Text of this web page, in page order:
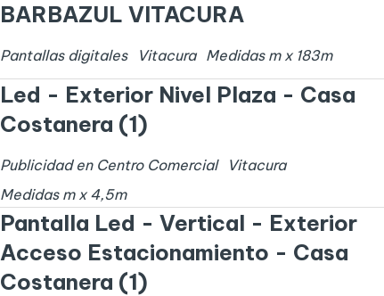
BARBAZUL VITACURA
Pantallas digitales Vitacura Medidas m x 183m
Led - Exterior Nivel Plaza - Casa
Costanera (1)
Publicidad en Centro Comercial
Vitacura
Medidas m x 4,5m
Pantalla Led - Vertical - Exterior
Acceso Estacionamiento - Casa
Costanera (1)